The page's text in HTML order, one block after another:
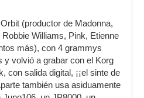
(productor de Madonna,
Williams, Pink, Etienne
más), con 4 grammys
y volvió a grabar con el Korg
con salida digital, ¡¡el sinte de
también usa asiduamente